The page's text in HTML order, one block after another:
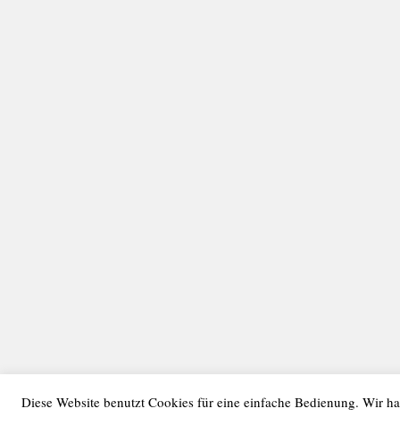
Diese Website benutzt Cookies für eine einfache Bedienung. Wir